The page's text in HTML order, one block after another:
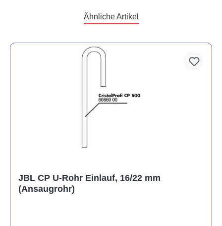
Ähnliche Artikel
JBL CP U-Rohr Einlauf, 16/22 mm
(Ansaugrohr)